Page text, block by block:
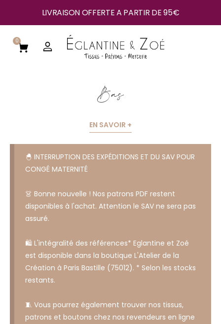
LIVRAISON OFFERTE A PARTIR DE 95€
0
Bas
EN SAVOIR +
🐣 INTERRUPTION DES EXPÉDITIONS ET DU SAV POUR
CONGÉ MATERNITÉ
👗 Bonne nouvelle ! Nos patrons PDF restent
disponibles à l'achat. Attention le SAV ne sera pas
assuré.
🛍️ L'intégralité des références* Eglantine et Zoé
est disponible dans la boutique L'Atelier de la
Création à Paris Bastille (75012). * Selon les stocks
restants.
🧵 Vous pourrez également trouver nos tissus,
patrons et boutons chez nos revendeurs en ligne